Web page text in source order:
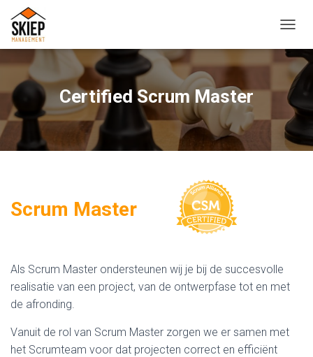
O
G
G
L
E
V
Certified Scrum Master
Scrum Master
Als Scrum Master ondersteunen wij je bij de succesvolle
realisatie van een project, van de ontwerpfase tot en met
de afronding.
Vanuit de rol van Scrum Master zorgen we er samen met
het Scrumteam voor dat projecten correct en efficiënt